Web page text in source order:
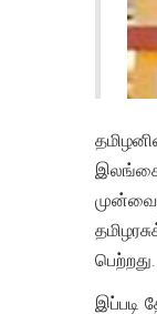
இலங்கை
இப்படி